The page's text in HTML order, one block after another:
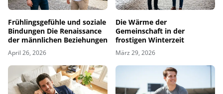
Frühlingsgefühle und soziale
Bindungen Die Renaissance
der männlichen Beziehungen
April 26, 2026
Die Wärme der
Gemeinschaft in der
frostigen Winterzeit
März 29, 2026